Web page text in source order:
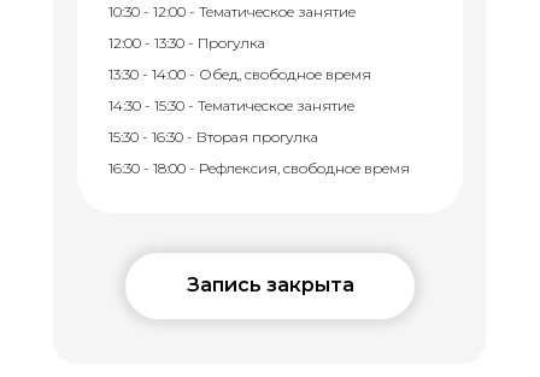
Запись закрыта
10:30 - 12:00 - Тематическое занятие
12:00 - 13:30 - Прогулка
13:30 - 14:00 - Обед, свободное время
14:30 - 15:30 - Тематическое занятие
15:30 - 16:30 - Вторая прогулка
16:30 - 18:00 - Рефлексия, свободное время